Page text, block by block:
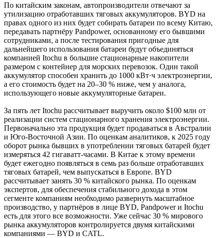
По китайским законам, автопроизводители отвечают за
утилизацию отработавших тяговых аккумуляторов. BYD на
правах одного из них будет собирать батареи по всему Китаю,
передавать партнёру Pandpower, основанному его бывшими
сотрудниками, а после тестирования пригодные для
дальнейшего использования батареи будут объединяться
компанией Itochu в большие стационарные накопители
размером с контейнер для морских перевозок. Один такой
аккумулятор способен хранить до 1000 кВт·ч электроэнергии,
а его стоимость будет на 20–30 % ниже, чем у аналога,
использующего новые аккумуляторные батареи.
За пять лет Itochu рассчитывает выручить около $100 млн от
реализации систем стационарного хранения электроэнергии.
Первоначально эта продукция будет продаваться в Австралии
и Юго-Восточной Азии. По оценкам аналитиков, к 2025 году
оборот рынка бывших в употреблении тяговых батарей будет
измеряться 42 гигаватт-часами. В Китае к этому времени
будет ежегодно появляться в семь раз больше отработавших
тяговых батарей, чем выпускаться в Европе. BYD
рассчитывает занять 30 % китайского рынка. По оценкам
экспертов, для обеспечения стабильного дохода в этом
сегменте компаниям необходимо развернуть масштабное
производство, у партнёров в лице BYD, Pandpower и Itochu
есть для этого все возможности. Уже сейчас 30 % мирового
рынка аккумуляторов контролируется двумя китайскими
компаниями — BYD и CATL.